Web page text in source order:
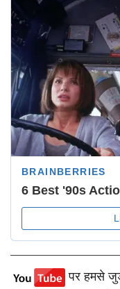
पर हमसे